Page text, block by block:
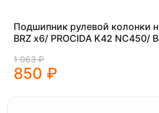
Подшипник рулевой колонки
BRZ x6/ PROCIDA K42 NC450/
(Без пыльника)
1 063 ₽
850 ₽